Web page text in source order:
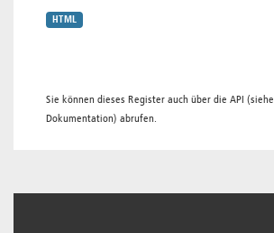
HTML
Sie können dieses Register auch über die API (siehe
Dokumentation) abrufen.